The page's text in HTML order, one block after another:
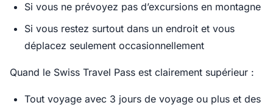
Si vous ne prévoyez pas d’excursions en montagne
Si vous restez surtout dans un endroit et vous
déplacez seulement occasionnellement
Quand le Swiss Travel Pass est clairement supérieur :
Tout voyage avec 3 jours de voyage ou plus et des